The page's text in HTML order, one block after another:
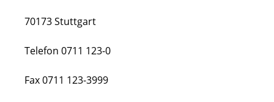
70173 Stuttgart
Telefon 0711 123-0
Fax 0711 123-3999